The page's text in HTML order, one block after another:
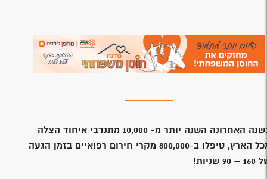
האחרונה השנה יותר מ- 10,000 מתנדבי איחוד הצלה
מכל הארץ, טיפלו ב-800,000 מקרי חירום רפואיים בזמן הגעה
90 שניות!